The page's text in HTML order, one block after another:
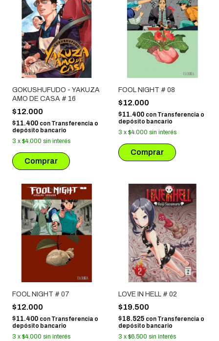
GOKUSHUFUDO - YAKUZA
AMO DE CASA # 16
$12.000
$11.400 con Transferencia o
depósito bancario
3 x $4.000 sin interés
FOOL NIGHT # 08
$12.000
$11.400 con Transferencia o
depósito bancario
3 x $4.000 sin interés
FOOL NIGHT # 07
$12.000
$11.400 con Transferencia o
depósito bancario
3 x $4.000 sin interés
LOVE IN HELL # 02
$19.500
$18.525 con Transferencia o
depósito bancario
3 x $6.500 sin interés